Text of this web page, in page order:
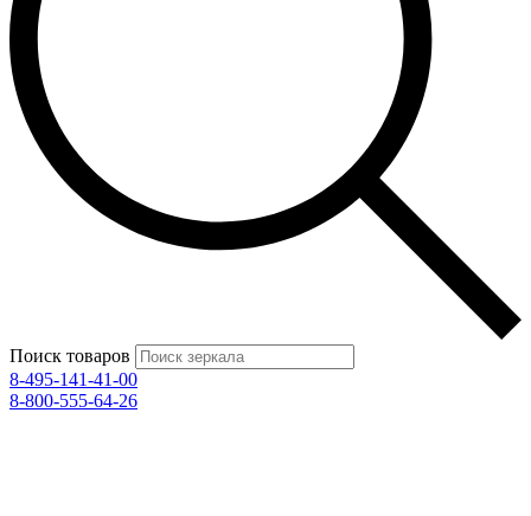
Поиск товаров
8-495-141-41-00
8-800-555-64-26